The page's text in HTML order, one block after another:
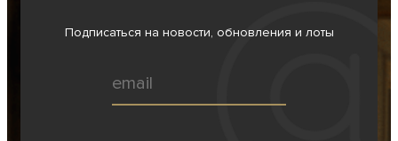
Подписаться на новости, обновления и лоты